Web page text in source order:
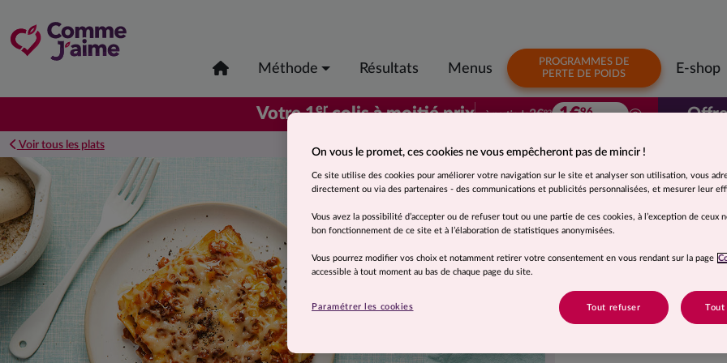
Méthode Résultats Menus
PROGRAMMES DE
PERTE DE POIDS
E-shop
Votre 1ercolis à moitié prix
Votre premier colis à moitié prix. À
à partir de3€92 1€96
Voir tous les plats
Suggestion de présentation. Photo non contractuelle. Lasagnes
Ingrédients
Eau, pulpe de tomate au jus
12% (origine France;
eau,
), oignons,
amidon,
, sel, basilic,
On vous le promet, ces cookies ne vous empêcheront pas de mincir !
Ce site utilise des cookies pour améliorer votre navigation sur le site et analyser son utilisation, vous
directement ou via des partenaires - des communications et publicités personnalisées, et mesurer leur
Vous avez la possibilité d’accepter ou de refuser tout ou une partie de ces cookies, à l’exception de ceux
bon fonctionnement de ce site et à l’élaboration de statistiques anonymisées.
Vous pourrez modifier vos choix et notamment retirer votre consentement en vous rendant sur la page
accessible à tout moment au bas de chaque page du site.
Tout refuser Tout
Paramétrer les cookies